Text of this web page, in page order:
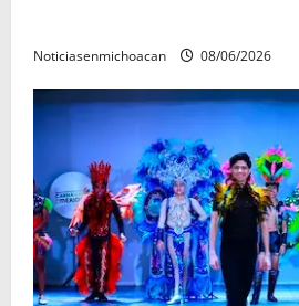
Noticiasenmichoacan 08/06/2026